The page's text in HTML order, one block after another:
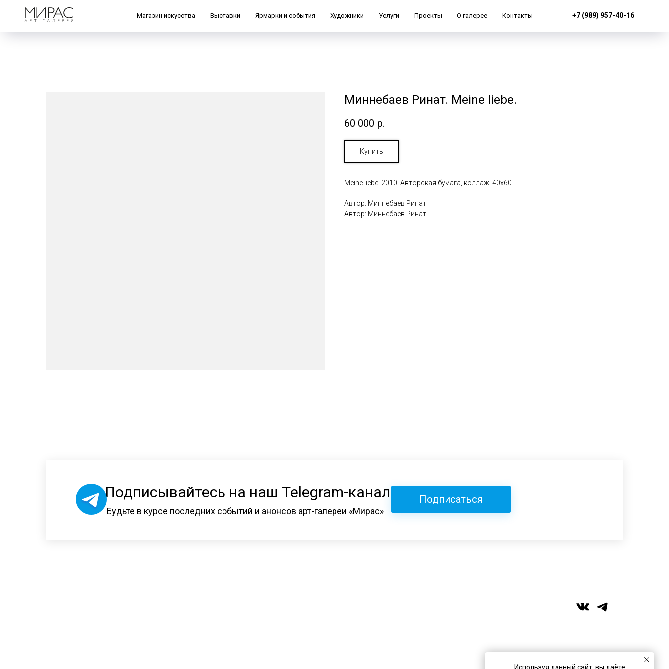
Магазин искусства Выставки Ярмарки и события Художники Услуги Проекты О галерее Контакты +7 (989) 957-40-16
Миннебаев Ринат. Meine liebe.
60 000 р.
Купить
Meine liebe. 2010. Авторская бумага, коллаж. 40х60.
Автор: Миннебаев Ринат
Автор: Миннебаев Ринат
Подписывайтесь на наш Telegram-канал
Будьте в курсе последних событий и анонсов арт-галереи «Мирас»
Подписаться
+7 (917) 359‑05‑57
ufa.miras@gmail.com
Используя данный сайт, вы даёте